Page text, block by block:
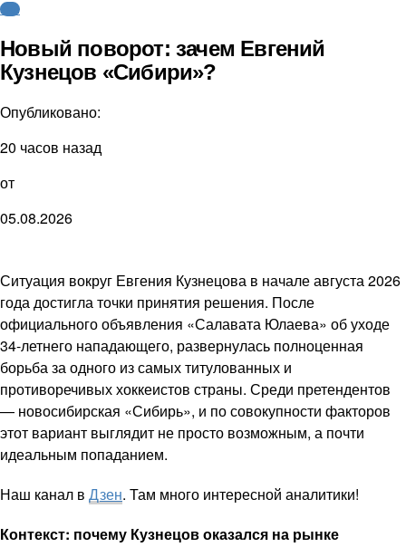
КХЛ
Новый поворот: зачем Евгений
Кузнецов «Сибири»?
Опубликовано:
20 часов назад
от
05.08.2026
Ситуация вокруг Евгения Кузнецова в начале августа 2026
года достигла точки принятия решения. После
официального объявления «Салавата Юлаева» об уходе
34-летнего нападающего, развернулась полноценная
борьба за одного из самых титулованных и
противоречивых хоккеистов страны. Среди претендентов
— новосибирская «Сибирь», и по совокупности факторов
этот вариант выглядит не просто возможным, а почти
идеальным попаданием.
Наш канал в Дзен. Там много интересной аналитики!
Контекст: почему Кузнецов оказался на рынке